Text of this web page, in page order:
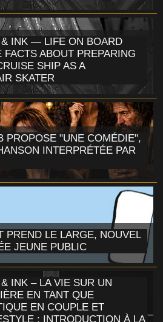
INK — LIFE ON BOARD
ABOUT PREPARING
SHIP AS A
SKATER
PROPOSE "UNE COMÉDIE",
INTERPRÉTÉE PAR
PREND LE LARGE, NOUVEL
JEUNE PUBLIC
INK – LA VIE SUR UN
EN TANT QUE
EN COUPLE ET
: INTRODUCTION À LA